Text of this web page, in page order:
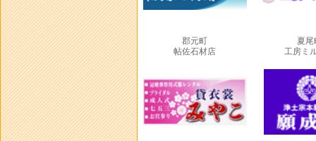
郡元町
帖佐石材店
夏尾
工房ミ